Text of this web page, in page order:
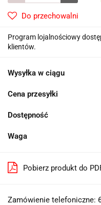
Do przechowalni
Program lojalnościowy
klientów.
Wysyłka w ciągu
Cena przesyłki
Dostępność
Waga
Pobierz produkt do
Zamówienie telefoniczne: